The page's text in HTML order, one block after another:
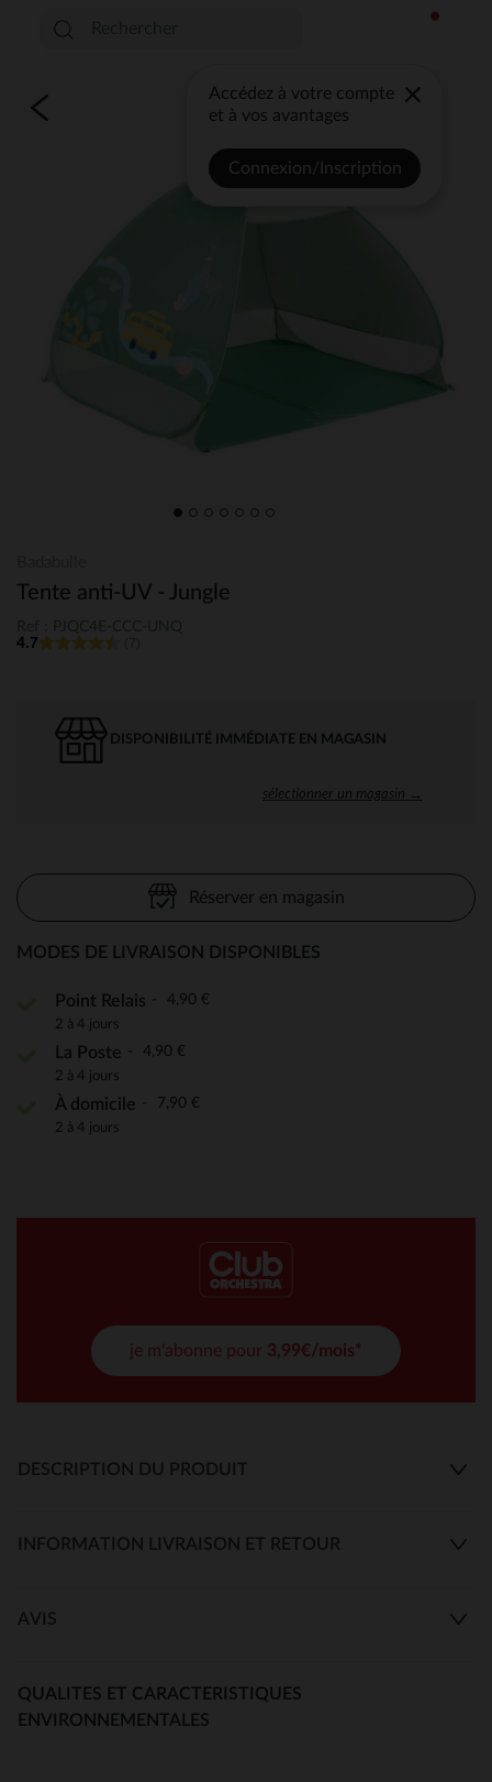
Accédez à votre compte
et à vos avantages
Connexion/Inscription
Tente anti-UV - Jungle
4.7
DISPONIBILITÉ IMMÉDIATE EN MAGASIN
sélectionner un magasin →
Réserver en magasin
MODES DE LIVRAISON DISPONIBLES
Point Relais 4,90 €
2 à 4 jours
La Poste 4,90 €
2 à 4 jours
À domicile 7,90 €
2 à 4 jours
je m'abonne pour 3,99€/mois*
DESCRIPTION DU PRODUIT
INFORMATION LIVRAISON ET RETOUR
AVIS
QUALITES ET CARACTERISTIQUES
ENVIRONNEMENTALES